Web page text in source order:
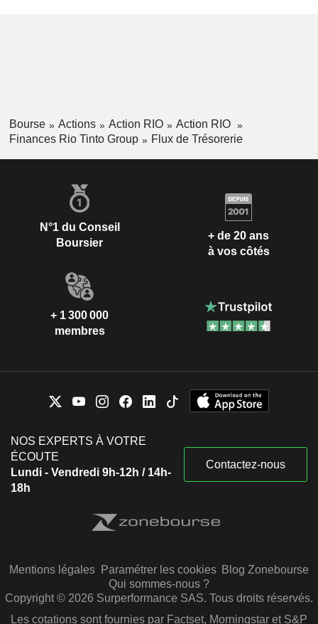
Bourse Actions Action RIO
Action RIO
Finances Rio Tinto Group
Flux de Trésorerie
N°1 du Conseil
Boursier
+ de 20 ans
à vos côtés
+ 1 300 000
membres
NOS EXPERTS À VOTRE
ÉCOUTE
Lundi - Vendredi 9h-12h / 14h-
18h
Contactez-nous
Mentions légales Paramétrer les cookies Blog Zonebourse
Qui sommes-nous ?
Copyright © 2026 Surperformance SAS. Tous droits réservés.
Les cotations sont fournies par Factset, Morningstar et S&P